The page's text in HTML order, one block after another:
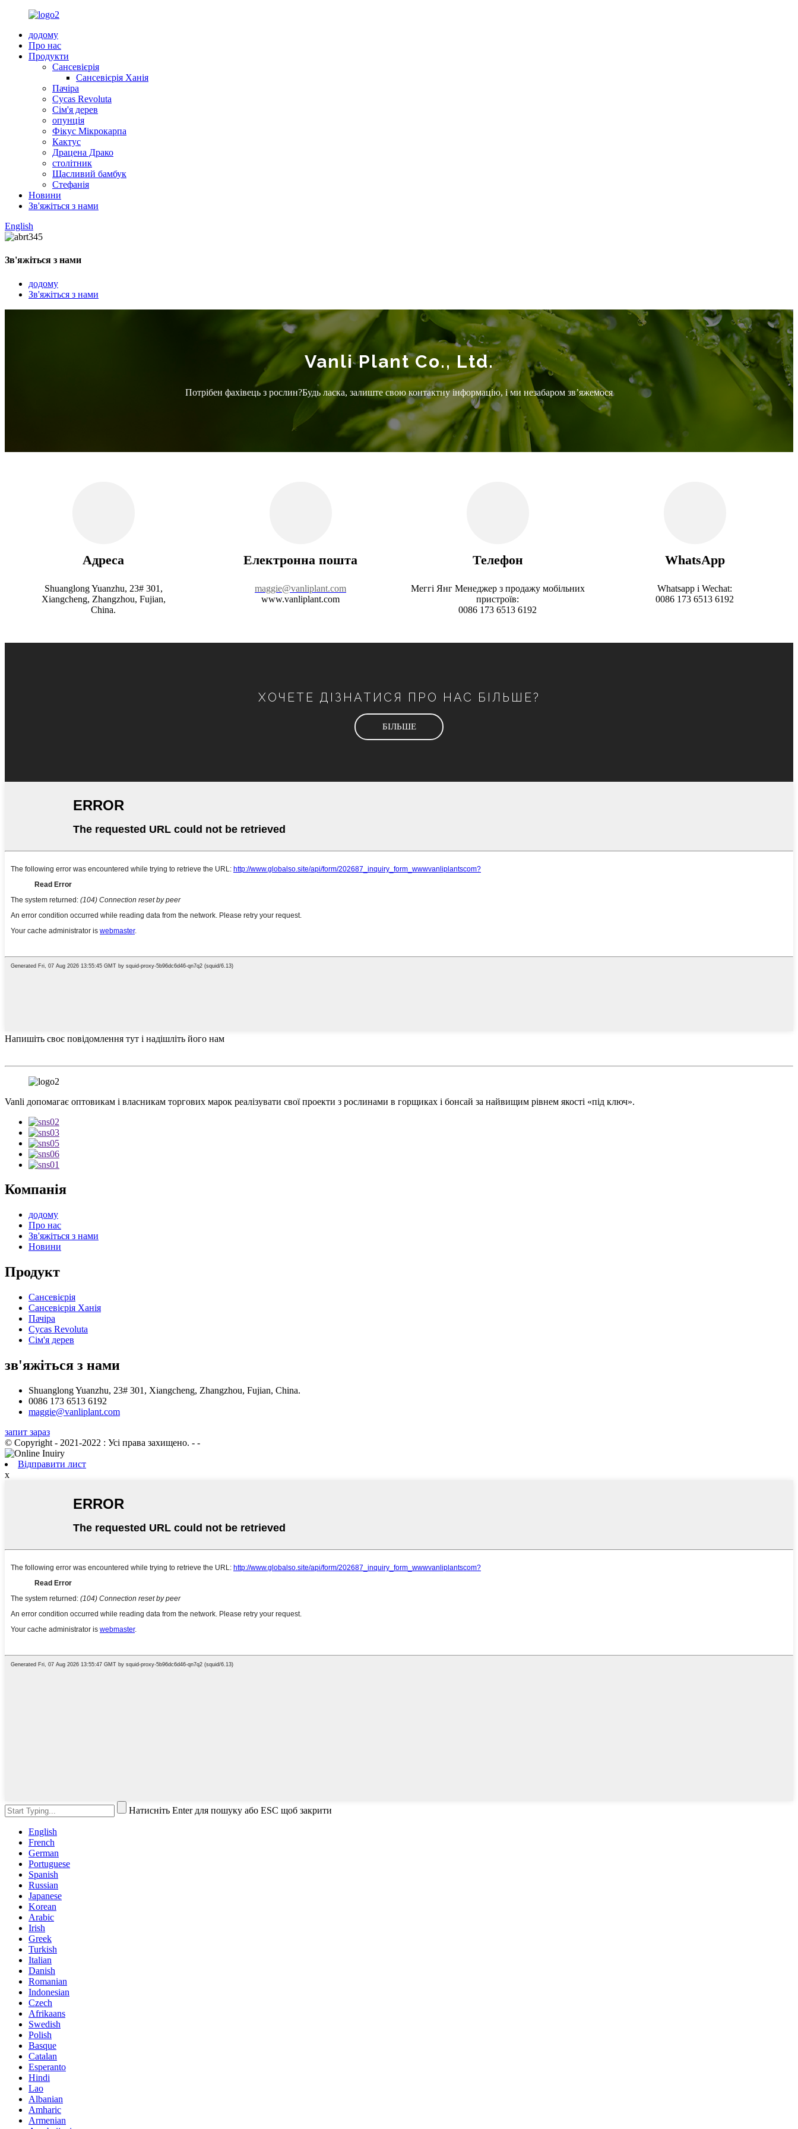
додому
Про нас
Продукти
Сансевієрія
Сансевієрія Ханія
Пачіра
Cycas Revoluta
Сім'я дерев
опунція
Фікус Мікрокарпа
Кактус
Драцена Драко
столітник
Щасливий бамбук
Стефанія
Новини
Зв'яжіться з нами
English
Зв'яжіться з нами
додому
Зв'яжіться з нами
Vanli Plant Co., Ltd.
Потрібен фахівець з рослин?Будь ласка, залиште свою контактну інформацію, і ми незабаром зв’яжемося
Адреса
Shuanglong Yuanzhu, 23# 301,
Xiangcheng, Zhangzhou, Fujian,
China.
Електронна пошта
maggie@vanliplant.com
www.vanliplant.com
Телефон
Меггі Янг Менеджер з продажу мобільних
пристроїв:
0086 173 6513 6192
WhatsApp
Whatsapp і Wechat:
0086 173 6513 6192
ХОЧЕТЕ ДІЗНАТИСЯ ПРО НАС БІЛЬШЕ?
БІЛЬШЕ
Напишіть своє повідомлення тут і надішліть його нам
Vanli допомагає оптовикам і власникам торгових марок реалізувати свої проекти з рослинами в горщиках і бонсай за найвищим рівнем якості «під ключ».
Компанія
додому
Про нас
Зв'яжіться з нами
Новини
Продукт
Сансевієрія
Сансевієрія Ханія
Пачіра
Cycas Revoluta
Сім'я дерев
зв'яжіться з нами
Shuanglong Yuanzhu, 23# 301, Xiangcheng, Zhangzhou, Fujian, China.
0086 173 6513 6192
maggie@vanliplant.com
запит зараз
© Copyright - 2021-2022 : Усі права захищено. - -
Відправити лист
x
Натисніть Enter для пошуку або ESC щоб закрити
English
French
German
Portuguese
Spanish
Russian
Japanese
Korean
Arabic
Irish
Greek
Turkish
Italian
Danish
Romanian
Indonesian
Czech
Afrikaans
Swedish
Polish
Basque
Catalan
Esperanto
Hindi
Lao
Albanian
Amharic
Armenian